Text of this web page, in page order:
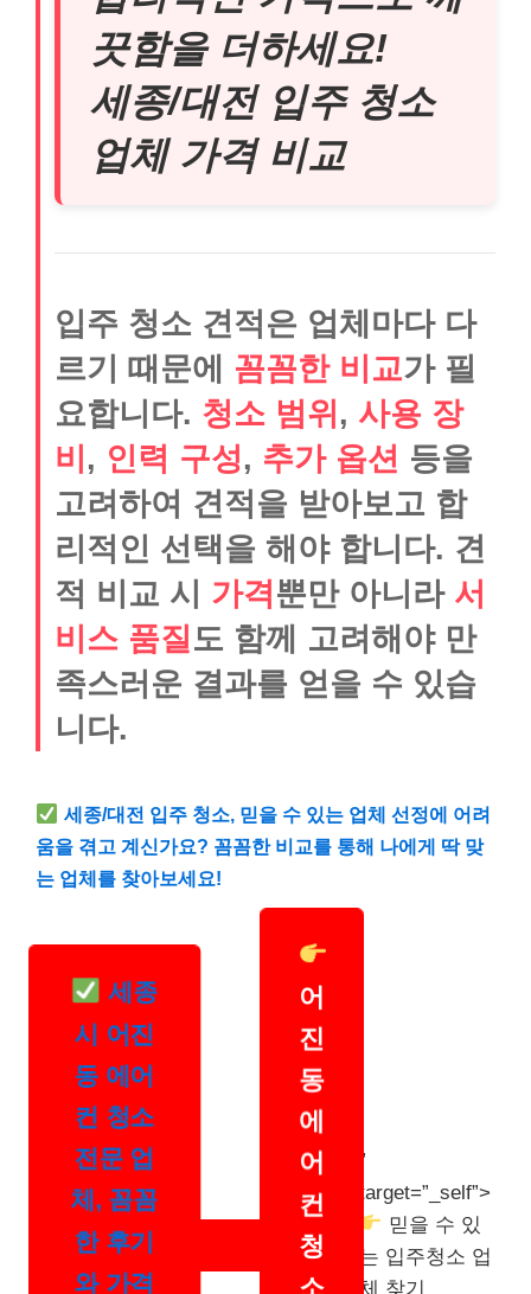
끗함을 더하세요!
세종/대전 입주 청소
업체 가격 비교
입주 청소 견적은 업체마다 다
르기 때문에 꼼꼼한 비교가 필
요합니다. 청소 범위 , 사용 장
비 , 인력 구성, 추가 옵션 등을
고려하여 견적을 받아보고 합
리적인 선택을 해야 합니다. 견
적 비교 시 가격뿐만 아니라 서
비스 품질도 함께 고려해야 만
족스러운 결과를 얻을 수 있습
니다.
세종/대전 입주 청소, 믿을 수 있는 업체 선정에 어려
움을 겪고 계신가요? 꼼꼼한 비교를 통해 나에게 딱 맞
는 업체를 찾아보세요!
세종
시 어진
동 에어
컨 청소
전문 업
체, 꼼꼼
한 후기
와 가격
어
진
동
에
어
컨
청
소
”
target=”_self”>
믿을 수 있
는 입주청소 업
체 찾기